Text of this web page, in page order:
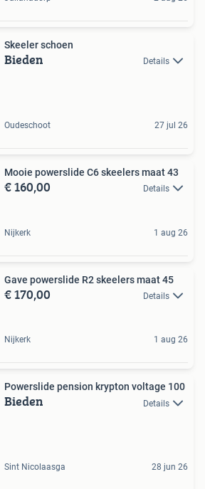
Skeeler schoen
Bieden Details
Oudeschoot 27 jul 26
Mooie powerslide C6 skeelers maat 43
€ 160,00 Details
Nijkerk 1 aug 26
Gave powerslide R2 skeelers maat 45
€ 170,00 Details
Nijkerk 1 aug 26
Powerslide pension krypton voltage 100
Bieden Details
Sint Nicolaasga 28 jun 26